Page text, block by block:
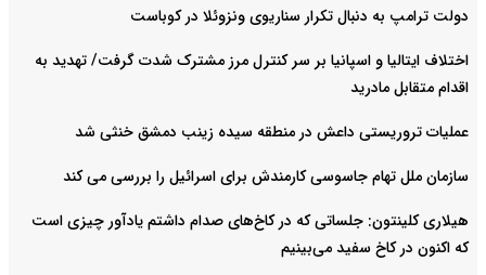
دولت ترامپ به دنبال تکرار سناریوی ونزوئلا در کوباست
اختلاف ایتالیا و اسپانیا بر سر کنترل‌ مرز مشترک شدت گرفت/ تهدید به
اقدام متقابل مادرید
عملیات تروریستی داعش در منطقه سیده زینب دمشق خنثی شد
سازمان ملل تهام جاسوسی کارمندش برای اسرائیل را بررسی می کند
هیلاری کلینتون: جلساتی که در کاخ‌های صدام داشتم یادآور چیزی است
که اکنون در کاخ سفید می‌بینیم